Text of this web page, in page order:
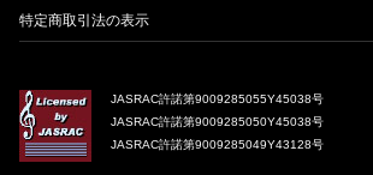
特定商取引法の表示
JASRAC許諾第9009285055Y45038号
JASRAC許諾第9009285050Y45038号
JASRAC許諾第9009285049Y43128号